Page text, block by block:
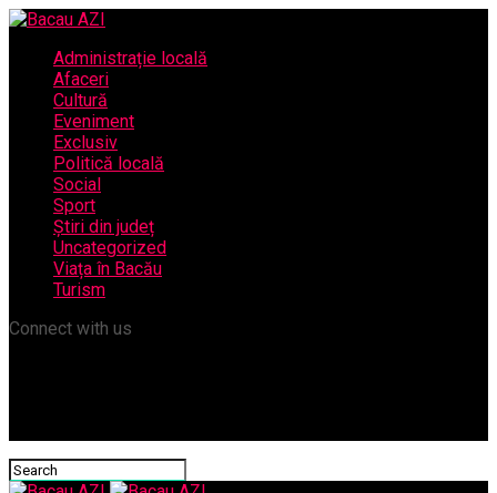
Administrație locală
Afaceri
Cultură
Eveniment
Exclusiv
Politică locală
Social
Sport
Știri din județ
Uncategorized
Viața în Bacău
Turism
Connect with us